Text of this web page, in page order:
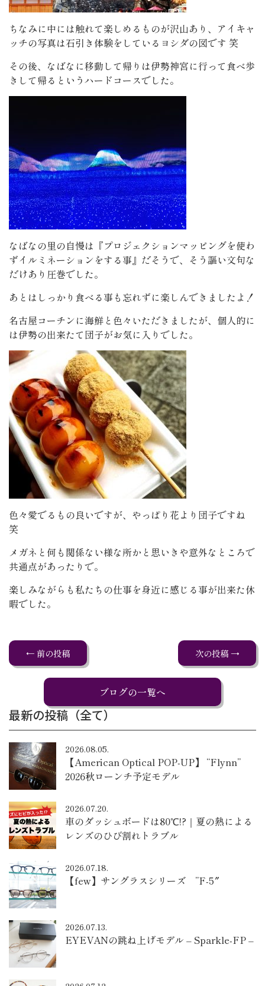
ちなみに中には触れて楽しめるものが沢山あり、アイキャ
ッチの写真は石引き体験をしているヨシダの図です 笑
その後、なばなに移動して帰りは伊勢神宮に行って食べ歩
きして帰るというハードコースでした。
なばなの里の自慢は『プロジェクションマッピングを使わ
ずイルミネーションをする事』だそうで、そう謳い文句な
だけあり圧巻でした。
あとはしっかり食べる事も忘れずに楽しんできましたよ！
名古屋コーチンに海鮮と色々いただきましたが、個人的に
は伊勢の出来たて団子がお気に入りでした。
色々愛でるもの良いですが、やっぱり花より団子ですね
笑
メガネと何も関係ない様な所かと思いきや意外なところで
共通点があったりで。
楽しみながらも私たちの仕事を身近に感じる事が出来た休
暇でした。
← 前の投稿 次の投稿 →
ブログの一覧へ
最新の投稿（全て）
2026.08.05.
【American Optical POP-UP】 “Flynn”
2026秋ローンチ予定モデル
2026.07.20.
車のダッシュボードは80℃!?｜夏の熱による
レンズのひび割れトラブル
2026.07.18.
【few】サングラスシリーズ ”F-5″
2026.07.13.
EYEVANの跳ね上げモデル – Sparkle-FP –